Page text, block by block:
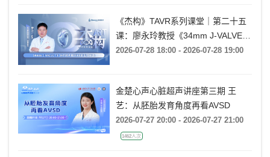
《杰构》TAVR系列课堂｜第二十五
课：廖永玲教授《34mm J-VALVE
TF 治疗超大瓣环AR的实战经验》
2026-07-28 18:00 - 2026-07-28 19:00
金楚心声心脏超声讲座第三期 王
艺：从胚胎发育角度再看AVSD
2026-07-27 20:00 - 2026-07-27 21:00
1462人次